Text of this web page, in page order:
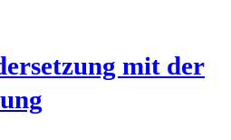
mit der